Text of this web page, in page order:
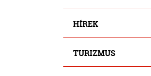
HÍREK
TURIZMUS